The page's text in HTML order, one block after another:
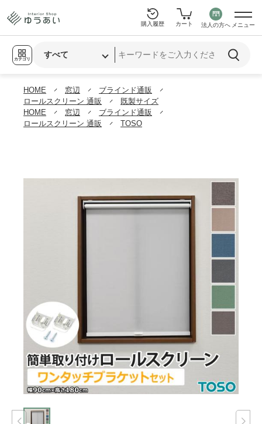
カテゴリ
購入履歴 カート 法人の方へ メニュー
HOME 窓辺
ブラインド通販
ロールスクリーン 通販
既製サイズ
HOME
窓辺
ブラインド通販
ロールスクリーン 通販
TOSO